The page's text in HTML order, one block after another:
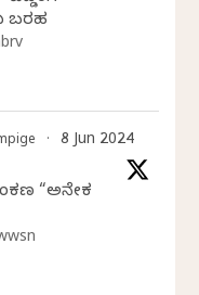
ಬರಹ
· 8 Jun 2024
“ಅನೇಕ